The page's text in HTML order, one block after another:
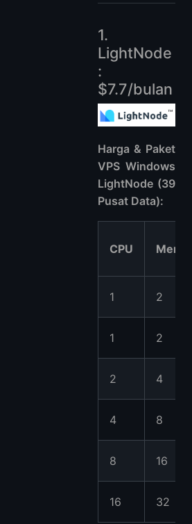
1.
LightNode
:
$7.7/bulan
Harga & Paket
VPS Windows
LightNode (39
Pusat Data):
CPU
1 2
1 2
2 4
4 8
8 16
16 32